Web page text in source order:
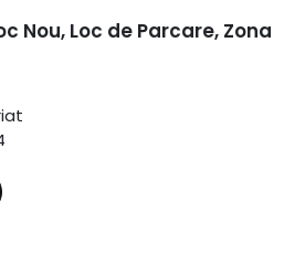
Nou, Loc de Parcare, Zona